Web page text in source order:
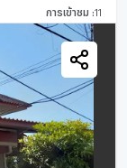
การเข้าชม :11